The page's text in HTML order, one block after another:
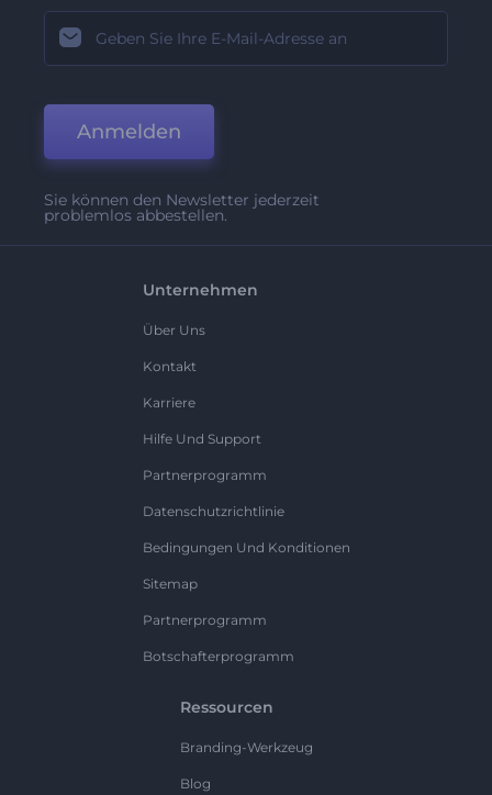
Anmelden
Sie können den Newsletter jederzeit
problemlos abbestellen.
Unternehmen
Über Uns
Kontakt
Karriere
Hilfe Und Support
Partnerprogramm
Datenschutzrichtlinie
Bedingungen Und Konditionen
Sitemap
Partnerprogramm
Botschafterprogramm
Ressourcen
Branding-Werkzeug
Blog